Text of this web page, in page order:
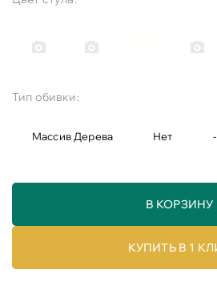
Тип обивки:
Массив Дерева Нет -
В КОРЗИНУ
КУПИТЬ В 1